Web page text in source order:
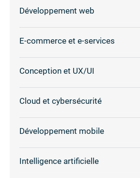
Développement web
E-commerce et e-services
Conception et UX/UI
Cloud et cybersécurité
Développement mobile
Intelligence artificielle